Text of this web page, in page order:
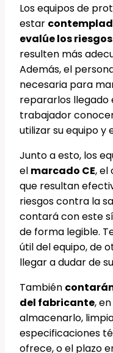
Los equipos de
estar
evalúe los riesgos
resulten más
Además, el
necesaria para
repararlos llegado
trabajador
utilizar su equipo y
Junto a esto, los
el marcado CE, el
que resultan
riesgos contra la
contará con este
de forma legible.
útil del equipo, de
llegar a dudar de
También
del fabricante,
almacenarlo,
especificaciones
ofrece, o el plazo